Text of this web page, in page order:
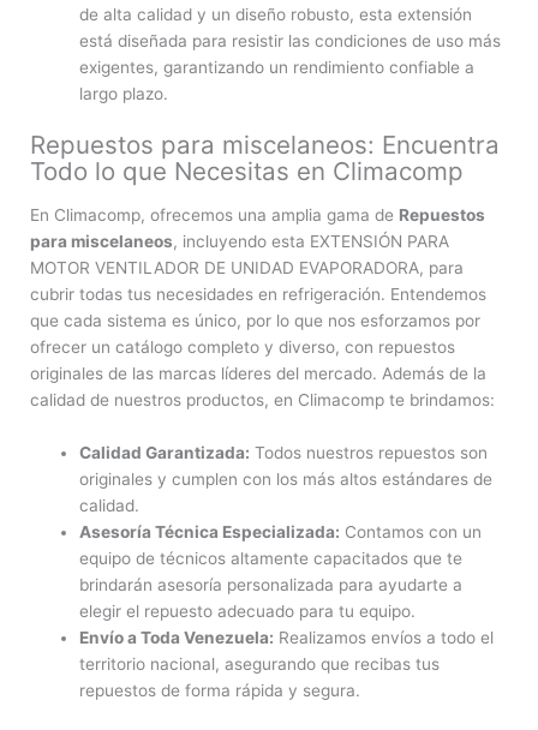
de alta calidad y un diseño robusto, esta extensión
está diseñada para resistir las condiciones de uso más
exigentes, garantizando un rendimiento confiable a
largo plazo.
Repuestos para miscelaneos: Encuentra
Todo lo que Necesitas en Climacomp
En Climacomp, ofrecemos una amplia gama de Repuestos
para miscelaneos, incluyendo esta EXTENSIÓN PARA
MOTOR VENTILADOR DE UNIDAD EVAPORADORA, para
cubrir todas tus necesidades en refrigeración. Entendemos
que cada sistema es único, por lo que nos esforzamos por
ofrecer un catálogo completo y diverso, con repuestos
originales de las marcas líderes del mercado. Además de la
calidad de nuestros productos, en Climacomp te brindamos:
Calidad Garantizada: Todos nuestros repuestos son
originales y cumplen con los más altos estándares de
calidad.
Asesoría Técnica Especializada: Contamos con un
equipo de técnicos altamente capacitados que te
brindarán asesoría personalizada para ayudarte a
elegir el repuesto adecuado para tu equipo.
Envío a Toda Venezuela: Realizamos envíos a todo el
territorio nacional, asegurando que recibas tus
repuestos de forma rápida y segura.